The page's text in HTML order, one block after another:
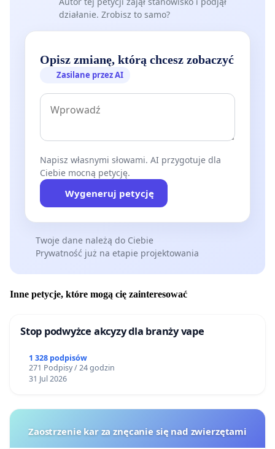
działanie. Zrobisz to samo?
Opisz zmianę, którą chcesz zobaczyć
Zasilane przez AI
Napisz własnymi słowami. AI przygotuje dla
Ciebie mocną petycję.
Wygeneruj petycję
Twoje dane należą do Ciebie
Prywatność już na etapie projektowania
Inne petycje, które mogą cię zainteresować
Stop podwyżce akcyzy dla branży vape
1 328 podpisów
271 Podpisy / 24 godzin
31 Jul 2026
Zaostrzenie kar za znęcanie się nad zwierzętami